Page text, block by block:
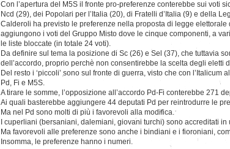
Con l’apertura del M5S il fronte pro-preferenze conterebbe sui voti
Ncd (29), dei Popolari per l’Italia (20), di Fratelli d’Italia (9) e della
Calderoli ha previsto le preferenze nella proposta di legge elettorale
aggiungono i voti del Gruppo Misto dove le cinque componenti, a
le liste bloccate (in totale 24 voti).
Da definire sul tema la posizione di Sc (26) e Sel (37), che tuttavia
dell’accordo, proprio perchè non consentirebbe la scelta degli eletti
Del resto i ‘piccoli’ sono sul fronte di guerra, visto che con l’Italicum
Pd, Fi e M5S.
A tirare le somme, l’opposizione all’accordo Pd-Fi conterebbe 271
Ai quali basterebbe aggiungere 44 deputati Pd per reintrodurre le
Ma nel Pd sono molti di più i favorevoli alla modifica.
I cuperliani (bersaniani, dalemiani, giovani turchi) sono accreditati
Ma favorevoli alle preferenze sono anche i bindiani e i fioroniani,
Insomma, le preferenze hanno i numeri.